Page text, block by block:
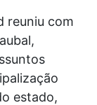
reuniu com
estado,